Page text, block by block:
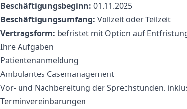
Beschäftigungsbeginn: 01.11.2025
Beschäftigungsumfang: Vollzeit oder Teilzeit
Vertragsform: befristet mit Option auf
Ihre Aufgaben
Patientenanmeldung
Ambulantes Casemanagement
Vor- und Nachbereitung der Sprechstunden,
Terminvereinbarungen